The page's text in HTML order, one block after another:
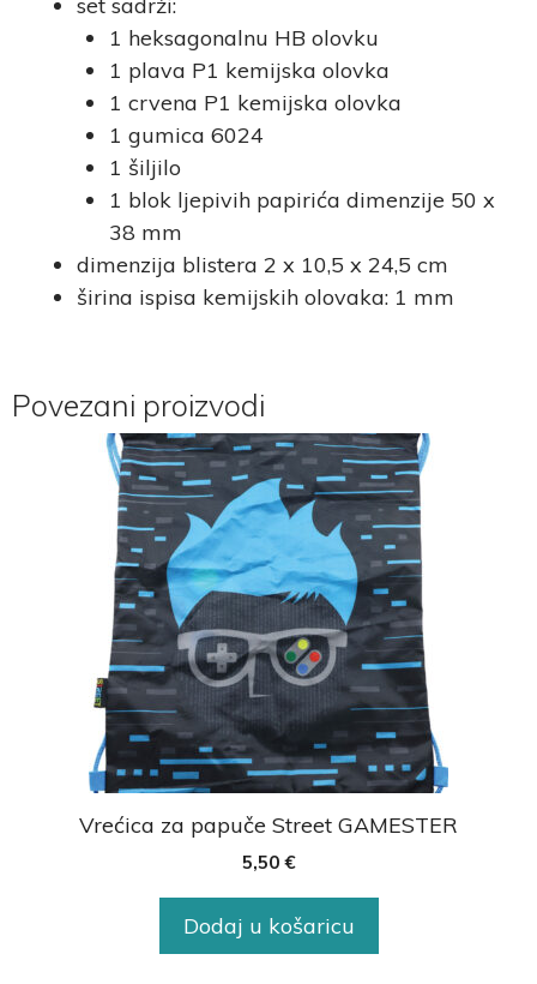
1 heksagonalnu HB olovku
1 plava P1 kemijska olovka
1 crvena P1 kemijska olovka
1 gumica 6024
1 šiljilo
1 blok ljepivih papirića dimenzije 50 x
38 mm
dimenzija blistera 2 x 10,5 x 24,5 cm
širina ispisa kemijskih olovaka: 1 mm
Povezani proizvodi
Vrećica za papuče Street GAMESTER
5,50 €
Dodaj u košaricu